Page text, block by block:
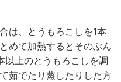
は、とうもろこしを1本
めて加熱するとそのぶん
以上のとうもろこしを調
茹でたり蒸したりした方